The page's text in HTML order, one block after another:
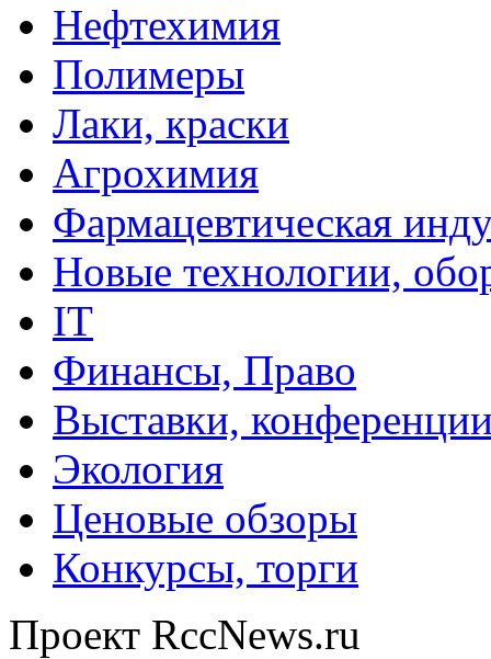
Нефтехимия
Полимеры
Лаки, краски
Агрохимия
Фармацевтическая
Новые технологии,
IT
Финансы, Право
Выставки,
Экология
Ценовые обзоры
Конкурсы, торги
Проект RccNews.ru